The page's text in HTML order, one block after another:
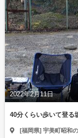
2022年2月11日
40分くらい歩いて登る
[福岡県] 宇美町昭和